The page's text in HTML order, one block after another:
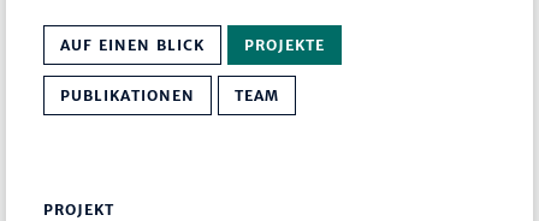
AUF EINEN BLICK PROJEKTE
PUBLIKATIONEN TEAM
PROJEKT